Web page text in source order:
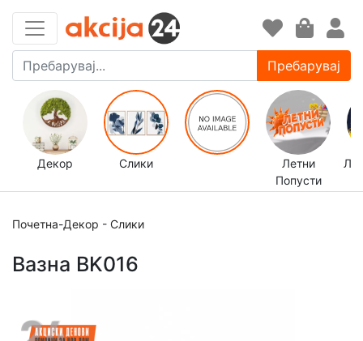
Пребарувај
Декор Слики
Летни
Попусти
Почетна-Декор - Слики
Вазна BK016